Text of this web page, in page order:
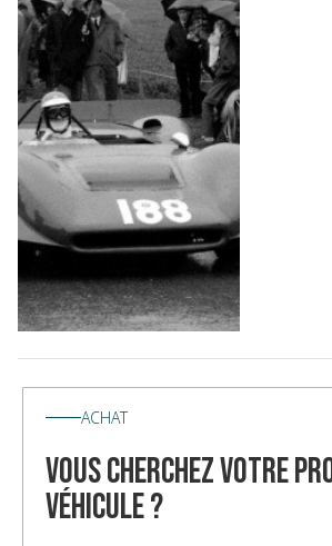
ACHAT
vous cherchez votre
véhicule ?